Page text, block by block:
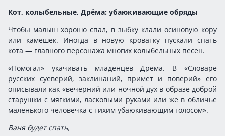
Кот, колыбельные, Дрёма: убаюкивающие обряды
Чтобы малыш хорошо спал, в зыбку клали осиновую кору
или камешек. Иногда в новую кроватку пускали спать
кота — главного персонажа многих колыбельных песен.
«Помогал» укачивать младенцев Дрёма. В «Словаре
русских суеверий, заклинаний, примет и поверий» его
описывали как «вечерний или ночной дух в образе доброй
старушки с мягкими, ласковыми руками или же в обличье
маленького человечка с тихим убаюкивающим голосом».
Ваня будет спать,